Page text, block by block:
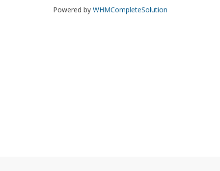
Powered by WHMCompleteSolution